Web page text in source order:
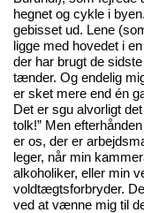
hegnet og cykle i
gebisset ud. Lene
ligge med hovedet i
der har brugt de
tænder. Og endelig
er sket mere end én
Det er sgu alvorligt
tolk!” Men
er os, der er
leger, når min
alkoholiker, eller min
voldtægtsforbryder.
ved at vænne mig til